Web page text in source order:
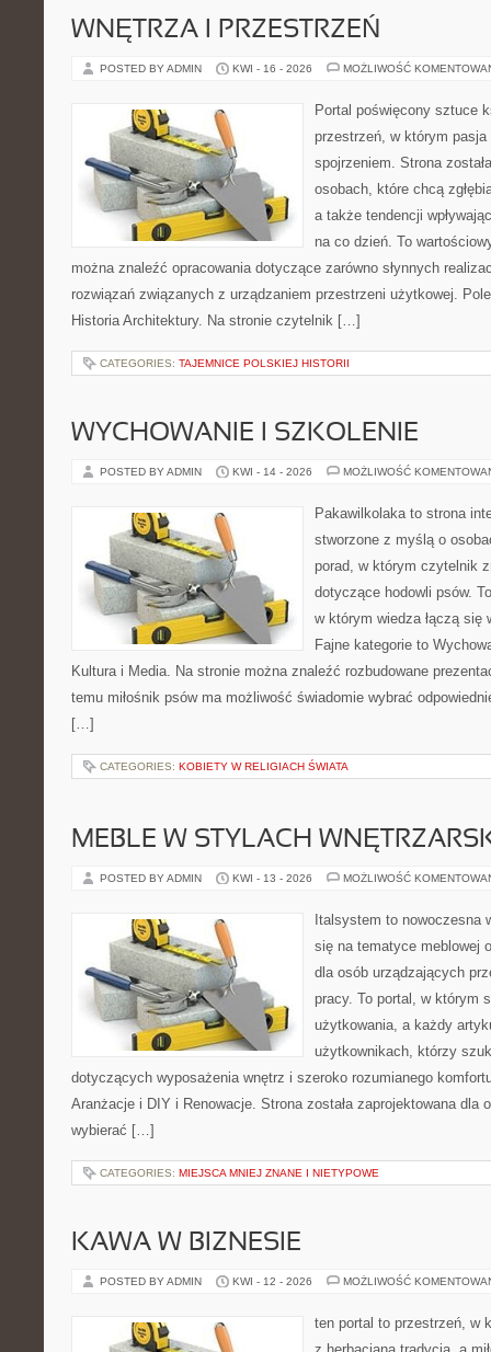
WNĘTRZA I PRZESTRZEŃ
POSTED BY ADMIN KWI - 16 - 2026 MOŻLIWOŚĆ
Portal poświęcony sztuce
przestrzeń, w którym
spojrzeniem. Strona
osobach, które chcą
a także tendencji
na co dzień. To
można znaleźć opracowania dotyczące zarówno słynnych
rozwiązań związanych z urządzaniem przestrzeni użytkowej.
Historia Architektury. Na stronie czytelnik […]
CATEGORIES: TAJEMNICE POLSKIEJ HISTORII
WYCHOWANIE I SZKOLENIE
POSTED BY ADMIN KWI - 14 - 2026 MOŻLIWOŚĆ
Pakawilkolaka to strona
stworzone z myślą o
porad, w którym czytelnik
dotyczące hodowli psów.
w którym wiedza łączą się
Fajne kategorie to
Kultura i Media. Na stronie można znaleźć rozbudowane
temu miłośnik psów ma możliwość świadomie wybrać
[…]
CATEGORIES: KOBIETY W RELIGIACH ŚWIATA
MEBLE W STYLACH
POSTED BY ADMIN KWI - 13 - 2026 MOŻLIWOŚĆ
Italsystem to nowoczesna
się na tematyce meblowej
dla osób urządzających
pracy. To portal, w którym
użytkowania, a każdy
użytkownikach, którzy
dotyczących wyposażenia wnętrz i szeroko rozumianego
Aranżacje i DIY i Renowacje. Strona została zaprojektowana dla
wybierać […]
CATEGORIES: MIEJSCA MNIEJ ZNANE I NIETYPOWE
KAWA W BIZNESIE
POSTED BY ADMIN KWI - 12 - 2026 MOŻLIWOŚĆ
ten portal to przestrzeń, w